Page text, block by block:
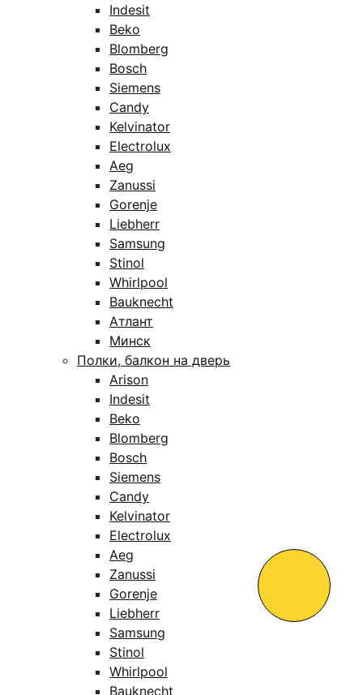
Indesit
Beko
Blomberg
Bosch
Siemens
Candy
Kelvinator
Electrolux
Aeg
Zanussi
Gorenje
Liebherr
Samsung
Stinol
Whirlpool
Bauknecht
Атлант
Минск
Полки, балкон на дверь
Arison
Indesit
Beko
Blomberg
Bosch
Siemens
Candy
Kelvinator
Electrolux
Aeg
Zanussi
Gorenje
Liebherr
Samsung
Stinol
Whirlpool
Bauknecht